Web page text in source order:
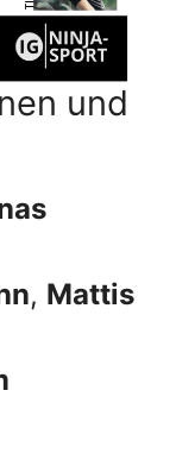
und
, Mattis